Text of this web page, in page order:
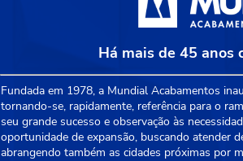
Há mais de 45 anos
Fundada em 1978, a Mundial Acabamentos
tornando-se, rapidamente, referência para o
seu grande sucesso e observação às
oportunidade de expansão, buscando atender
abrangendo também as cidades próximas por